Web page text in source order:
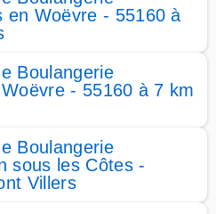
en Woëvre - 55160 à
Boulangerie
- 55160 à 7 km
Boulangerie
sous les Côtes -
Villers